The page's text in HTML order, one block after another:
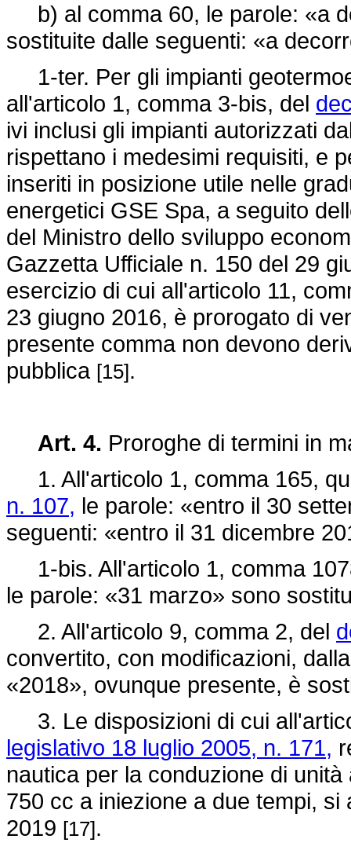
b) al comma 60, le parole: «a
sostituite dalle seguenti: «a
1-ter. Per gli impianti
all'articolo 1, comma 3-bis, del
ivi inclusi gli impianti autorizzati
rispettano i medesimi requisiti, e
inseriti in posizione utile nelle
energetici GSE Spa, a seguito
del Ministro dello sviluppo
Gazzetta Ufficiale n. 150 del 29
esercizio di cui all'articolo 11,
23 giugno 2016, è prorogato di
presente comma non devono
pubblica [15].
Art. 4. Proroghe di termini in
1. All'articolo 1, comma 165,
n. 107, le parole: «entro il 30
seguenti: «entro il 31 dicembre
1-bis. All'articolo 1, comma
le parole: «31 marzo» sono
2. All'articolo 9, comma 2, del
convertito, con modificazioni,
«2018», ovunque presente, è
3. Le disposizioni di cui
legislativo 18 luglio 2005, n. 171,
nautica per la conduzione di
750 cc a iniezione a due tempi,
2019 [17].